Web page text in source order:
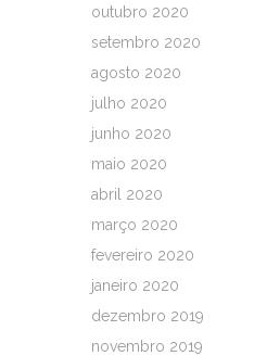
outubro 2020
setembro 2020
agosto 2020
julho 2020
junho 2020
maio 2020
abril 2020
março 2020
fevereiro 2020
janeiro 2020
dezembro 2019
novembro 2019